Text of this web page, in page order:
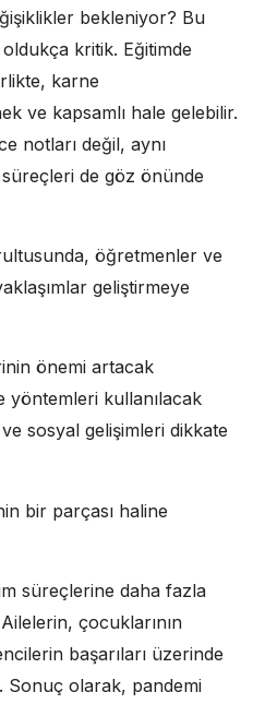
bekleniyor? Bu
kritik. Eğitimde
karne
ve kapsamlı hale gelebilir.
notları değil, aynı
süreçleri de göz önünde
öğretmenler ve
geliştirmeye
önemi artacak
yöntemleri kullanılacak
sosyal gelişimleri dikkate
bir parçası haline
süreçlerine daha fazla
çocuklarının
başarıları üzerinde
Sonuç olarak, pandemi